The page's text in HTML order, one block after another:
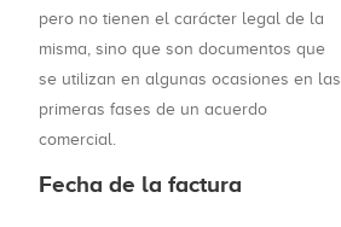
pero no tienen el carácter legal de la
misma, sino que son documentos que
se utilizan en algunas ocasiones en las
primeras fases de un acuerdo
comercial.
Fecha de la factura